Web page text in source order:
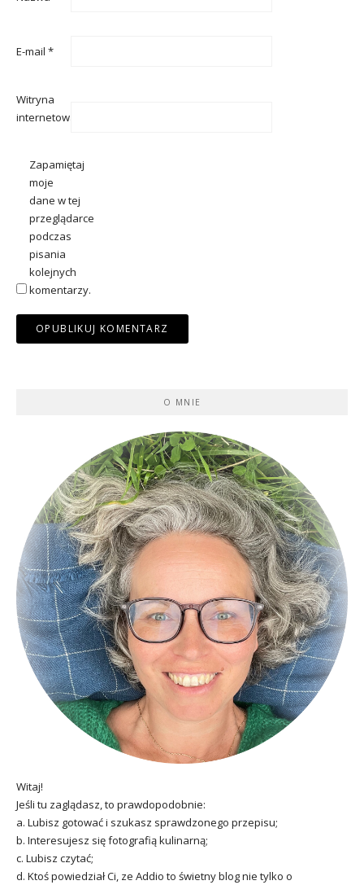
E-mail *
Witryna
internetowa
Zapamiętaj
moje
dane w tej
przeglądarce
podczas
pisania
kolejnych
komentarzy.
O MNIE
Witaj!
Jeśli tu zaglądasz, to prawdopodobnie:
a. Lubisz gotować i szukasz sprawdzonego przepisu;
b. Interesujesz się fotografią kulinarną;
c. Lubisz czytać;
d. Ktoś powiedział Ci, ze Addio to świetny blog nie tylko o